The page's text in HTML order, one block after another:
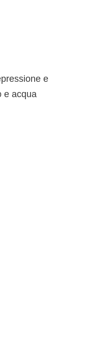
e
e acqua